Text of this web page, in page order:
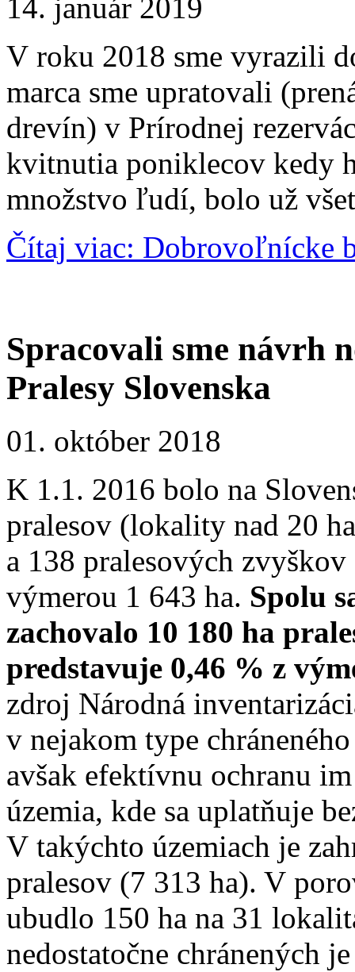
14. január 2019
V roku 2018 sme vyrazili
marca sme upratovali
drevín) v Prírodnej
kvitnutia poniklecov kedy
množstvo ľudí, bolo už
Čítaj viac: Dobrovoľnícke
Spracovali sme návrh
Pralesy Slovenska
01. október 2018
K 1.1. 2016 bolo na
pralesov (lokality nad 20
a 138 pralesových
výmerou 1 643 ha. Spolu
zachovalo 10 180 ha
predstavuje 0,46 % z
zdroj Národná
v nejakom type
avšak efektívnu ochranu
územia, kde sa uplatňuje
V takýchto územiach je
pralesov (7 313 ha). V
ubudlo 150 ha na 31
nedostatočne chránených